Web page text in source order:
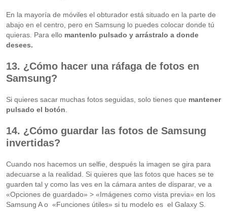
En la mayoría de móviles el obturador está situado en la parte de
abajo en el centro, pero en Samsung lo puedes colocar donde tú
quieras. Para ello mantenlo pulsado y arrástralo a donde
desees.
13. ¿Cómo hacer una ráfaga de fotos en
Samsung?
Si quieres sacar muchas fotos seguidas, solo tienes que mantener
pulsado el botón.
14. ¿Cómo guardar las fotos de Samsung
invertidas?
Cuando nos hacemos un selfie, después la imagen se gira para
adecuarse a la realidad. Si quieres que las fotos que haces se te
guarden tal y como las ves en la cámara antes de disparar, ve a
«Opciones de guardado» > «Imágenes como vista previa» en los
Samsung A o «Funciones útiles» si tu modelo es el Galaxy S.